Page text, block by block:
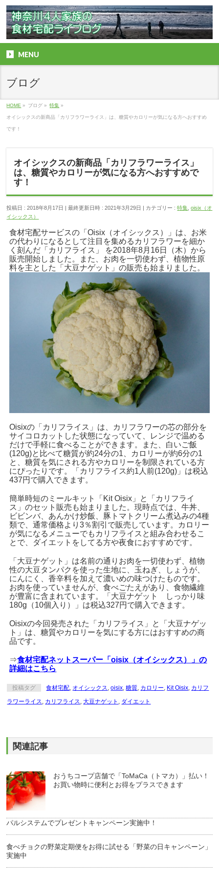
MENU
ブログ
HOME » ブログ » 特集 »
オイシックスの新商品「カリフラワーライス」は、糖質やカロリーが気になる方へおすすめ
です！
オイシックスの新商品「カリフラワーライス」
は、糖質やカロリーが気になる方へおすすめで
す！
投稿日 : 2018年8月17日 最終更新日時 : 2021年3月29日 カテゴリー :特集 ,oisix（オ
イシックス）
食材宅配サービスの「Oisix（オイシックス）」は、お米
の代わりになるとして注目を集めるカリフラワーを細か
く刻んだ「カリフライス」 を2018年8月16日（木）から
販売開始しました。また、お肉を一切使わず、植物性原
料を主とした「大豆ナゲット」の販売も始まりました。
Oisixの「カリフライス」は、カリフラワーの芯の部分を
サイコロカットした状態になっていて、レンジで温める
だけで手軽に食べることができます。また、白いご飯
(120g)と比べて糖質が約24分の1、カロリーが約6分の1
と、糖質を気にされる方やカロリーを制限されている方
にぴったりです。「カリフライス約1人前(120g)」は税込
437円で購入できます。
簡単時短のミールキット「Kit Oisix」と「カリフライ
ス」のセット販売も始まりました。現時点では、牛丼、
ビビンバ、あんかけ炒飯、豚トマトクリーム煮込みの4種
類で、通常価格より3％割引で販売しています。カロリー
が気になるメニューでもカリフライスと組み合わせるこ
とで、ダイエットをしてる方や夜食におすすめです。
「大豆ナゲット」は名前の通りお肉を一切使わず、植物
性の大豆タンパクを使った生地に、玉ねぎ、しょうが、
にんにく、香辛料を加えて濃いめの味つけたものです。
お肉を使っていませんが、食べごたえがあり、食物繊維
が豊富に含まれています。「大豆ナゲット しっかり味
180g（10個入り）」は税込327円で購入できます。
Oisixの今回発売された「カリフライス」と「大豆ナゲッ
ト」は、糖質やカロリーを気にする方にはおすすめの商
品です。
⇒食材宅配ネットスーパー「oisix（オイシックス）」の
詳細はこちら
投稿タグ 食材宅配, オイシックス,oisix,糖質, カロリー, Kit Oisix, カリフ
ラワーライス, カリフライス,大豆ナゲット , ダイエット
関連記事
おうちコープ店舗で「ToMaCa（トマカ）」払い！
お買い物時に便利とお得をプラスできます
パルシステムでプレゼントキャンペーン実施中！
食べチョクの野菜定期便をお得に試せる「野菜の日キャンペーン」
実施中